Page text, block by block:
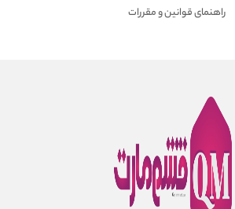
راهنمای قوانین و مقررات